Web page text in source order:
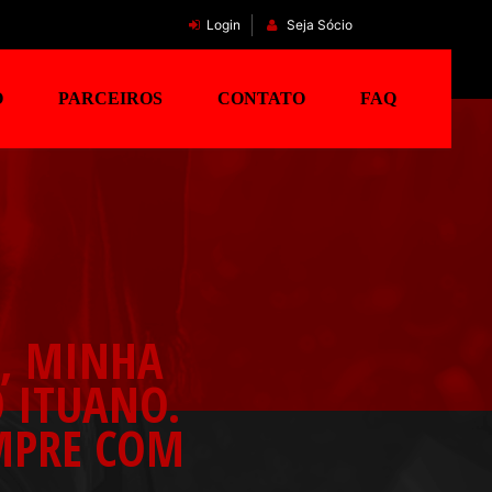
Login Seja Sócio
PARCEIROS CONTATO FAQ
MINHA
ITUANO.
COM